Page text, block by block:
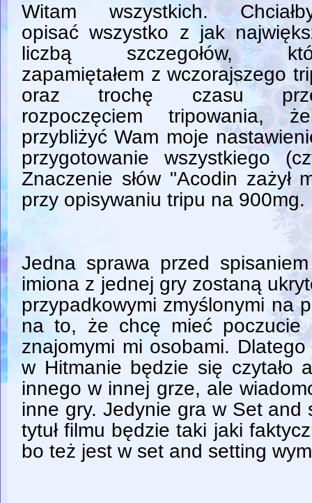
Witam wszystkich.
opisać wszystko z jak
liczbą szczegołów,
zapamiętałem z wczorajszego
oraz trochę czasu
rozpoczęciem tripowania,
przybliżyć Wam moje
przygotowanie wszystkiego
Znaczenie słów "Acodin zażył
przy opisywaniu tripu na 900mg.
Jedna sprawa przed
imiona z jednej gry zostaną
przypadkowymi zmyślonymi na
na to, że chcę mieć poczucie
znajomymi mi osobami.
w Hitmanie będzie się czytało
innego w innej grze, ale
inne gry. Jedynie gra w Set and
tytuł filmu będzie taki jaki
bo też jest w set and setting